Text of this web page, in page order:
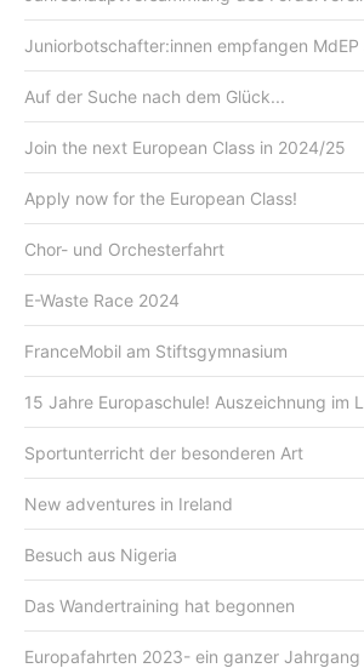
Juniorbotschafter:innen empfangen MdEP
Auf der Suche nach dem Glück...
Join the next European Class in 2024/25
Apply now for the European Class!
Chor- und Orchesterfahrt
E-Waste Race 2024
FranceMobil am Stiftsgymnasium
15 Jahre Europaschule! Auszeichnung im
Sportunterricht der besonderen Art
New adventures in Ireland
Besuch aus Nigeria
Das Wandertraining hat begonnen
Europafahrten 2023- ein ganzer